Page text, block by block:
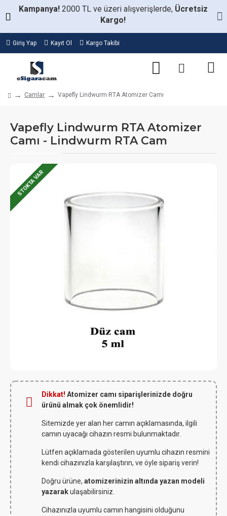
Kampanya! 2000 TL ve üzeri alışverişlerde, Ücretsiz
Kargo!
Giriş Yap Kayıt Ol Kargo Takibi
Camlar Vapefly Lindwurm RTA Atomizer Camı
Vapefly Lindwurm RTA Atomizer
Camı - Lindwurm RTA Cam
STOKTA VAR
Dikkat! Atomizer camı siparişlerinizde doğru
ürünü almak çok önemlidir!
Sitemizde yer alan her camın açıklamasında, ilgili
camın uyacağı cihazın resmi bulunmaktadır.
Lütfen açıklamada gösterilen uyumlu cihazın resmini
kendi cihazınızla karşılaştırın, ve öyle sipariş verin!
Doğru ürüne, atomizerinizin altında yazan modeli
yazarakulaşabilirsiniz.
Cihazınızla uyumlu camın hangisini olduğunu